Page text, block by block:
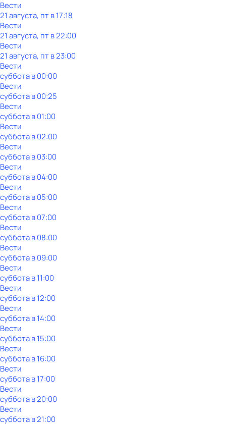
Вести
21 августа, пт в 17:18
Вести
21 августа, пт в 22:00
Вести
21 августа, пт в 23:00
Вести
субботав00:00
Вести
субботав00:25
Вести
субботав01:00
Вести
субботав02:00
Вести
субботав03:00
Вести
субботав04:00
Вести
субботав05:00
Вести
субботав07:00
Вести
субботав08:00
Вести
субботав09:00
Вести
субботав11:00
Вести
субботав12:00
Вести
субботав14:00
Вести
субботав15:00
Вести
субботав16:00
Вести
субботав17:00
Вести
субботав20:00
Вести
субботав21:00